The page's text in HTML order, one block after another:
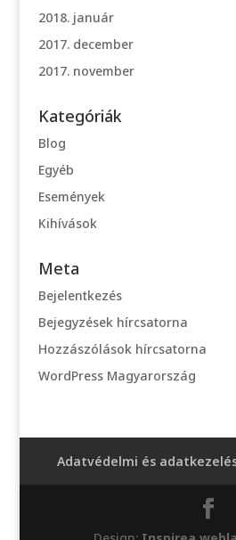
2018. január
2017. december
2017. november
Kategóriák
Blog
Egyéb
Események
Kihívások
Meta
Bejelentkezés
Bejegyzések hírcsatorna
Hozzászólások hírcsatorna
WordPress Magyarország
Adatvédelmi és